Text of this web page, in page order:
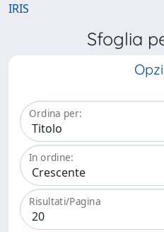
IRIS
Sfoglia
Ordina per:
In ordine:
Risultati/Pagina